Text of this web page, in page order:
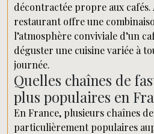
décontractée propre aux cafés.
restaurant offre une
l’atmosphère conviviale d’un
déguster une cuisine variée à
journée.
Quelles chaînes de
plus populaires en
En France, plusieurs chaînes
particulièrement populaires